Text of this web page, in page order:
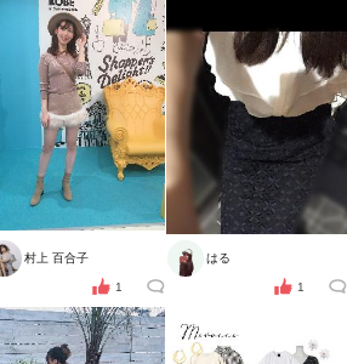
村上 百合子
1
はる
1